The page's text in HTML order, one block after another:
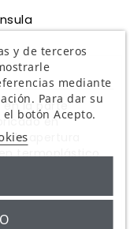
en la parte
en
de apertura
termoplástico
y bisagras
un
y de terceros
mediante
Para dar su
botón Acepto.